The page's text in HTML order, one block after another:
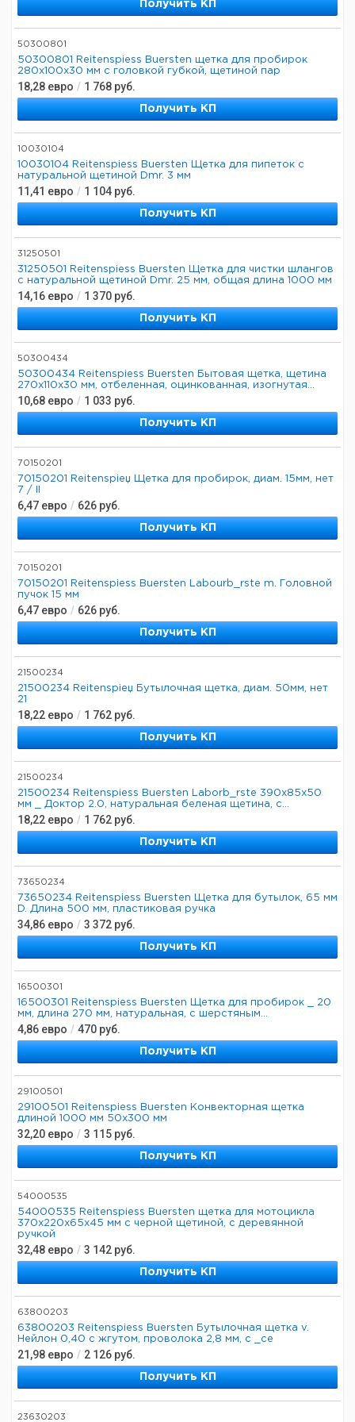
Получить КП
50300801
50300801 Reitenspiess Buersten щетка для пробирок
280x100x30 мм с головкой губкой, щетиной пар
18,28 евро / 1 768 руб.
Получить КП
10030104
10030104 Reitenspiess Buersten Щетка для пипеток с
натуральной щетиной Dmr. 3 мм
11,41 евро / 1 104 руб.
Получить КП
31250501
31250501 Reitenspiess Buersten Щетка для чистки шлангов
с натуральной щетиной Dmr. 25 мм, общая длина 1000 мм
14,16 евро / 1 370 руб.
Получить КП
50300434
50300434 Reitenspiess Buersten Бытовая щетка, щетина
270x110x30 мм, отбеленная, оцинкованная, изогнутая...
10,68 евро / 1 033 руб.
Получить КП
70150201
70150201 Reitenspieџ Щетка для пробирок, диам. 15мм, нет
7 / II
6,47 евро / 626 руб.
Получить КП
70150201
70150201 Reitenspiess Buersten Labourb_rste m. Головной
пучок 15 мм
6,47 евро / 626 руб.
Получить КП
21500234
21500234 Reitenspieџ Бутылочная щетка, диам. 50мм, нет
21
18,22 евро / 1 762 руб.
Получить КП
21500234
21500234 Reitenspiess Buersten Laborb_rste 390x85x50
мм _ Доктор 2.0, натуральная беленая щетина, с...
18,22 евро / 1 762 руб.
Получить КП
73650234
73650234 Reitenspiess Buersten Щетка для бутылок, 65 мм
D. Длина 500 мм, пластиковая ручка
34,86 евро / 3 372 руб.
Получить КП
16500301
16500301 Reitenspiess Buersten Щетка для пробирок _ 20
мм, длина 270 мм, натуральная, с шерстяным...
4,86 евро / 470 руб.
Получить КП
29100501
29100501 Reitenspiess Buersten Конвекторная щетка
длиной 1000 мм 50x300 мм
32,20 евро / 3 115 руб.
Получить КП
54000535
54000535 Reitenspiess Buersten щетка для мотоцикла
370x220x65x45 мм с черной щетиной, с деревянной
ручкой
32,48 евро / 3 142 руб.
Получить КП
63800203
63800203 Reitenspiess Buersten Бутылочная щетка v.
Нейлон 0,40 с жгутом, проволока 2,8 мм, с _се
21,98 евро / 2 126 руб.
Получить КП
23630203